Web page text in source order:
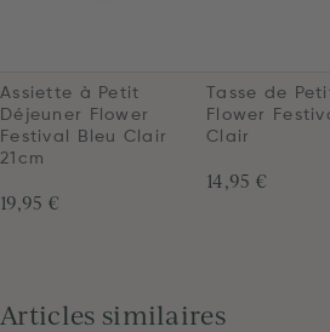
Assiette à Petit
Déjeuner Flower
Festival Bleu Clair
21cm
19,95 €
Tasse de
Flower
Clair
14,95 €
Articles similaires